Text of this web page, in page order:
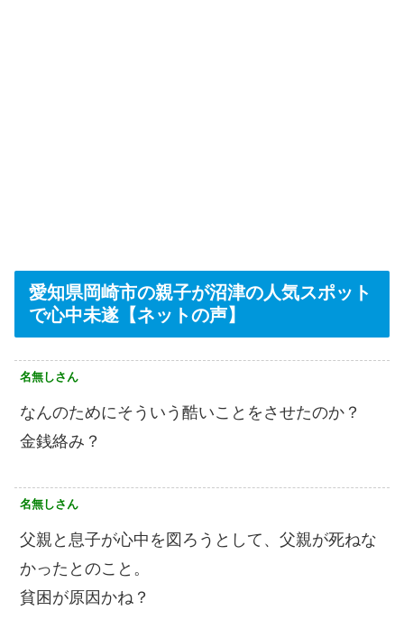
愛知県岡崎市の親子が沼津の人気スポット
で心中未遂【ネットの声】
名無しさん
なんのためにそういう酷いことをさせたのか？
金銭絡み？
名無しさん
父親と息子が心中を図ろうとして、父親が死ねな
かったとのこと。
貧困が原因かね？